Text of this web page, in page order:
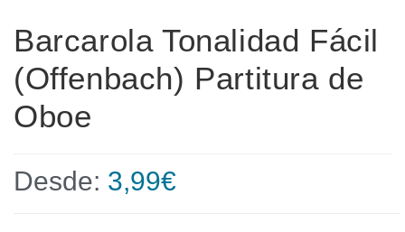
Barcarola Tonalidad Fácil
(Offenbach) Partitura de
Oboe
Desde: 3,99€